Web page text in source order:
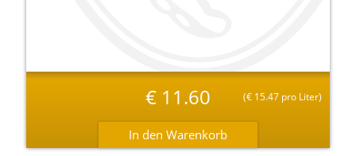
€11.60 (€ 15.47 pro Liter)